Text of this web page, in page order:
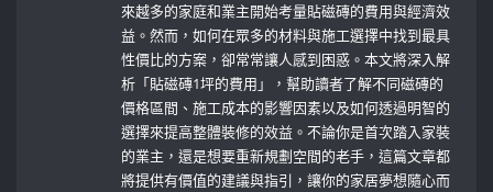
來越多的家庭和業主開始考量貼磁磚的費用與經濟效
益。然而，如何在眾多的材料與施工選擇中找到最具
性價比的方案，卻常常讓人感到困惑。本文將深入解
析「貼磁磚1坪的費用」，幫助讀者了解不同磁磚的
價格區間、施工成本的影響因素以及如何透過明智的
選擇來提高整體裝修的效益。不論你是首次踏入家裝
的業主，還是想要重新規劃空間的老手，這篇文章都
將提供有價值的建議與指引，讓你的家居夢想隨心而